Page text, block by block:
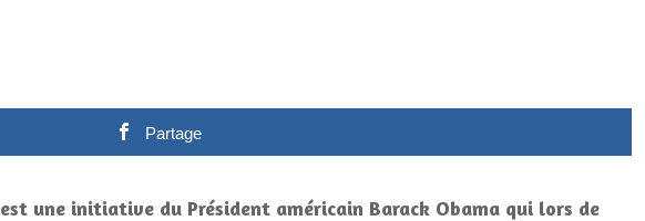
Partage
est une initiative du Président américain Barack Obama qui lors de